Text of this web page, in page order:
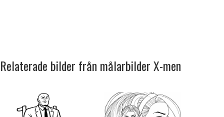
Relaterade bilder från målarbilder X-men